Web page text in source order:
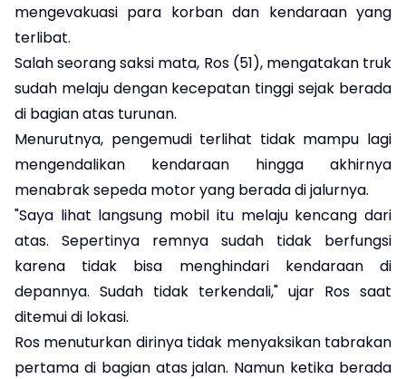
mengevakuasi para korban dan kendaraan yang
terlibat.
Salah seorang saksi mata, Ros (51), mengatakan truk
sudah melaju dengan kecepatan tinggi sejak berada
di bagian atas turunan.
Menurutnya, pengemudi terlihat tidak mampu lagi
mengendalikan kendaraan hingga akhirnya
menabrak sepeda motor yang berada di jalurnya.
"Saya lihat langsung mobil itu melaju kencang dari
atas. Sepertinya remnya sudah tidak berfungsi
karena tidak bisa menghindari kendaraan di
depannya. Sudah tidak terkendali," ujar Ros saat
ditemui di lokasi.
Ros menuturkan dirinya tidak menyaksikan tabrakan
pertama di bagian atas jalan. Namun ketika berada